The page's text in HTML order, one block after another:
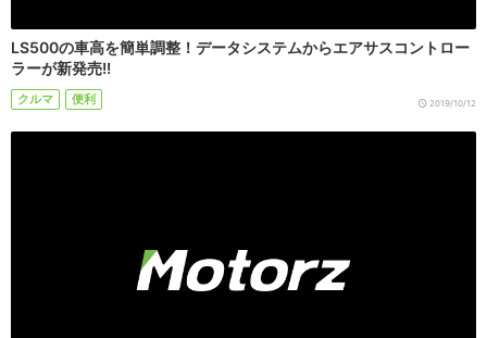
LS500の車高を簡単調整！データシステムからエアサスコントロー
ラーが新発売!!
クルマ 便利 2019/10/12